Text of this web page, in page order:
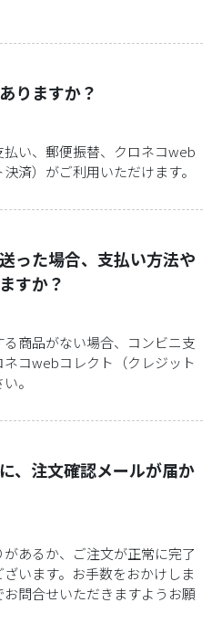
りますか？
い、郵便振替、クロネコweb
済）がご利用いただけます。
った場合、支払い方法や
すか？
商品がない場合、コンビニ支
コwebコレクト（クレジット
。
、注文確認メールが届か
あるか、ご注文が正常に完了
います。お手数をおかけしま
問合せいただきますようお願